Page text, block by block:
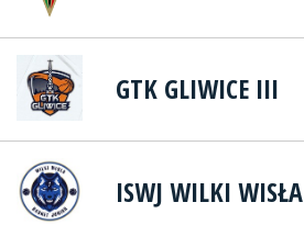
GTK GLIWICE III
ISWJ WILKI WISŁA